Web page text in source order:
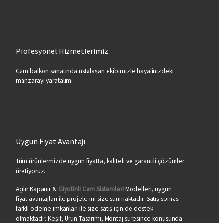
Profesyonel Hizmetlerimiz
Cam balkon sanatında ustalaşan ekibimizle hayalinizdeki
manzarayı yaratalım.
Uygun Fiyat Avantajı
Tüm ürünlermizde uygun fiyatta, kaliteli ve garantili çözümler
üretiyoruz.
Açılır Kapanır & Giyotinli Cam SistemleriModelleri, uygun
fiyat avantajları ile projelerini size sunmaktadır. Satış sonrası
farklı ödeme imkanları ile size satış için de destek
olmaktadır. Keşif, Ürün Tasarımı, Montaj süresince konusunda